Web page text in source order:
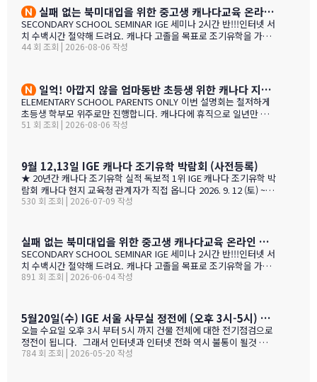
리의 학교들로 즐겁게 맞이할 수 있었습니다. IGE 직원분들과 함
께 협력하여 일하는 과정을 통해 우리는 한국 사…
박람회에 참가한 모든 교육청들에게도 이와 같은 좋은 일이 있기를
바랍니다. 과거에 박람회 때마다 통역관을 배치해 주신 것에 대해 감
사 드립니다. 특히 이번 주말 동안 세 명의 훌륭한 통역관과 일할 수
있게 기회를 주셔서 고맙습니다. 세 분 모두 노스밴쿠버에 대해 자세
히 알고 있었으며, 미국이나 캐나다에서 직접 겪은 해외경험들을 나
실패 없는 북미대입을 위한 중고생 캐나다교육 온라인 ZOOM 설명회 8월 27일(목)
SECONDARY SCHOOL SEMINAR IGE 세미나 2시간 반!!!인터넷 서
치 수백시간 절약해 드려요. 캐나다 고졸을 목표로 조기유학을 가지
는 않죠. 어떤 경우에도 중요한 것은 대학!!! 20년간 캐나다 조기유학
도 참가 가능합니다. 한국과 캐나다 부모님들의 궁금증과 고민을 같
이 공유할 수 있습니다. …
44 회 조회 | 2026-08-06 작성
일억! 아깝지 않을 엄마동반 초등생 위한 캐나다 지역,학교 선택 설명회 8월25(화)
ELEMENTARY SCHOOL PARENTS ONLY 이번 설명회는 철저하게
초등생 학부모 위주로만 진행합니다. 캐나다에 휴직으로 일년만 가
야 하는 가족, 초등생 영어교육 · 북미체험 · 가족 휴식을 위해 캐나
~ 9시 …
51 회 조회 | 2026-08-06 작성
9월 12,13일 IGE 캐나다 조기유학 박람회 (사전등록)
★ 20년간 캐나다 조기유학 실적 독보적 1위 IGE 캐나다 조기유학 박
람회 캐나다 현지 교육청 관계자가 직접 옵니다 2026. 9. 12 (토) ~ 9.
13 (일) 오전 11시 ~ 오후 5시 · 사전등록 필수 일시 2026년 9월 12
신청서에서 바로 신청하세요 사전등록 혜택 미리 신청하면 이런 혜택
이 있습니다 혜택 1 신청비 전액 면제 학생당 약 CAD $200~300 수
속 신청비 면제 혜택 2 인기 공립학교 우선 배정 …
530 회 조회 | 2026-07-09 작성
실패 없는 북미대입을 위한 중고생 캐나다교육 온라인 ZOOM 설명회 6월 16일(화)
SECONDARY SCHOOL SEMINAR IGE 세미나 2시간 반!!!인터넷 서
치 수백시간 절약해 드려요. 캐나다 고졸을 목표로 조기유학을 가지
는 않죠. 어떤 경우에도 중요한 것은 대학!!! 20년간 캐나다 조기유학
도 참가 가능합니다. 한국과 캐나다 부모님들의 궁금증과 고민을 같
이 공유할 수 있습니다. …
891 회 조회 | 2026-06-04 작성
5월20일(수) IGE 서울 사무실 정전에 (오후 3시-5시) 따른 상담 업무 불가 안내
오늘 수요일 오후 3시 부터 5시 까지 건물 전체에 대한 전기점검으로
정전이 됩니다. 그래서 인터넷과 인터넷 전화 역시 불통이 될것 입니
다. PC로 사용 하는 카카오톡 역시 불통이 될것 입니다. 전화,카카오
784 회 조회 | 2026-05-20 작성